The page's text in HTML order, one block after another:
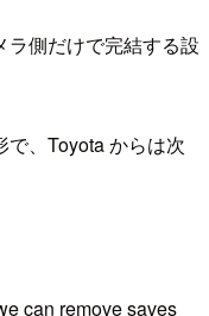
側だけで完結する設
、Toyota からは次
can remove saves